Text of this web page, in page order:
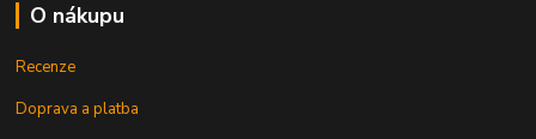
O nákupu
Recenze
Doprava a platba